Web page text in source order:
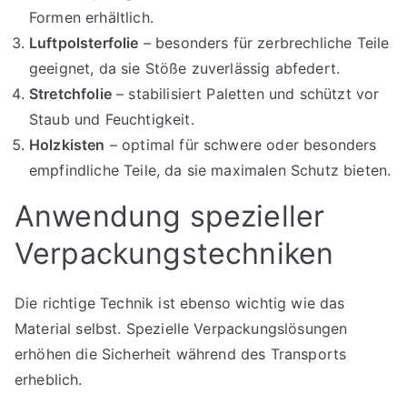
Formen erhältlich.
Luftpolsterfolie – besonders für zerbrechliche Teile
geeignet, da sie Stöße zuverlässig abfedert.
Stretchfolie– stabilisiert Paletten und schützt vor
Staub und Feuchtigkeit.
Holzkisten – optimal für schwere oder besonders
empfindliche Teile, da sie maximalen Schutz bieten.
Anwendung spezieller
Verpackungstechniken
Die richtige Technik ist ebenso wichtig wie das
Material selbst. Spezielle Verpackungslösungen
erhöhen die Sicherheit während des Transports
erheblich.